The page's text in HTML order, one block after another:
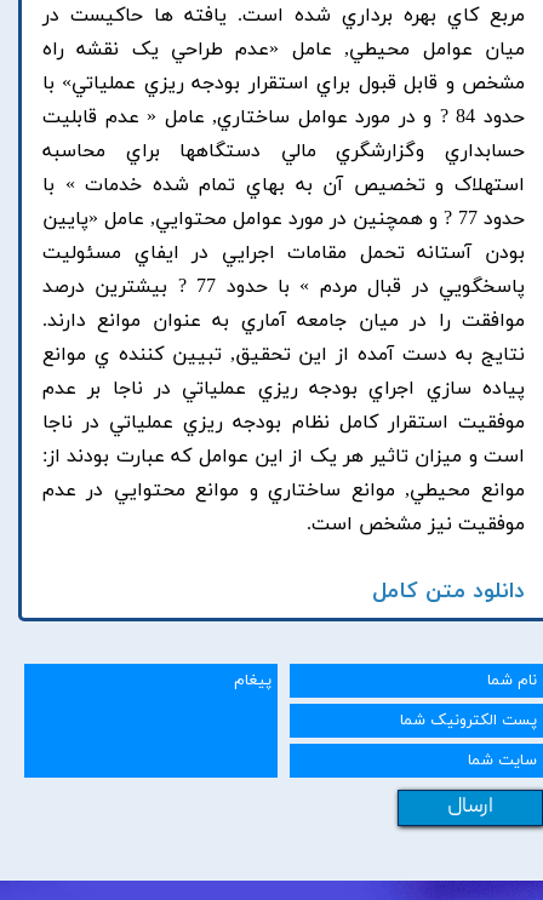
مربع کاي بهره برداري شده است. يافته ها حاکيست در
ميان عوامل محيطي, عامل «عدم طراحي يک نقشه راه
مشخص و قابل قبول براي استقرار بودجه ريزي عملياتي» با
حدود 84 ? و در مورد عوامل ساختاري, عامل « عدم قابليت
حسابداري وگزارشگري مالي دستگاهها براي محاسبه
استهلاک و تخصيص آن به بهاي تمام شده خدمات » با
حدود 77 ? و همچنين در مورد عوامل محتوايي, عامل «پايين
بودن آستانه تحمل مقامات اجرايي در ايفاي مسئوليت
پاسخگويي در قبال مردم » با حدود 77 ? بيشترين درصد
موافقت را در ميان جامعه آماري به عنوان موانع دارند.
نتايج به دست آمده از اين تحقيق, تبيين کننده ي موانع
پياده سازي اجراي بودجه ريزي عملياتي در ناجا بر عدم
موفقيت استقرار کامل نظام بودجه ريزي عملياتي در ناجا
است و ميزان تاثير هر يک از اين عوامل که عبارت بودند از:
موانع محيطي, موانع ساختاري و موانع محتوايي در عدم
موفقيت نيز مشخص است.
دانلود متن کامل
ارسال